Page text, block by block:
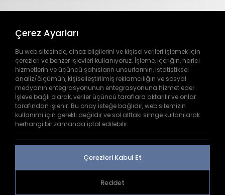
444 9 445
info@doga.com.tr
Çerez Ayarları
Bu web sitesinde, cihaz bilgilerini ve kişisel verileri işlemek için
çerezleri ve benzer işlevleri kullanıyoruz. İşleme, içeriğin, harici
hizmetlerin ve üçüncü şahısların unsurlarının, istatistiksel
analiz/ölçümün, kişiselleştirilmiş reklamcılığın ve sosyal
medyanın entegrasyonunun entegrasyonuna hizmet eder.
İşleve bağlı olarak, veriler üçüncü taraflara aktarılır ve onlar
tarafından işlenir. Bu onay isteğe bağlıdır, web sitemizin
kullanımı için gerekli değildir ve sol alttaki simge kullanılarak
herhangi bir zamanda iptal edilebilir.
Çerezleri Kabul Et
Reddet